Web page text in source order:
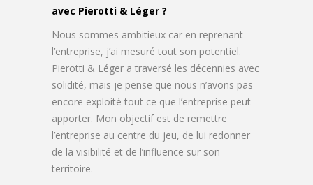
avec Pierotti & Léger ?
Nous sommes ambitieux car en reprenant
l’entreprise, j’ai mesuré tout son potentiel.
Pierotti & Léger a traversé les décennies avec
solidité, mais je pense que nous n’avons pas
encore exploité tout ce que l’entreprise peut
apporter. Mon objectif est de remettre
l’entreprise au centre du jeu, de lui redonner
de la visibilité et de l’influence sur son
territoire.